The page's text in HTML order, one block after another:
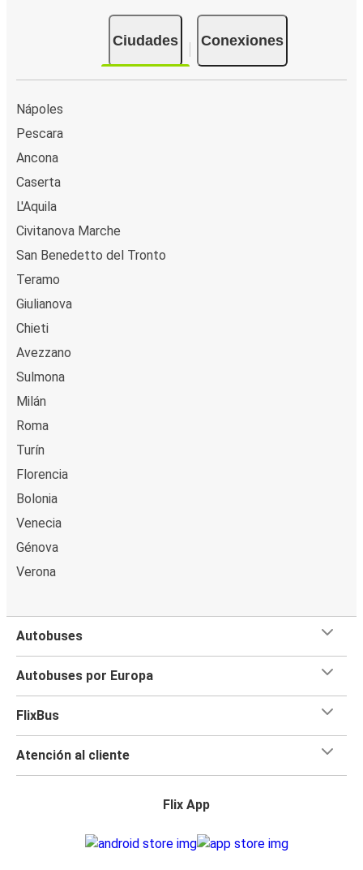
Ciudades Conexiones
Nápoles
Pescara
Ancona
Caserta
L'Aquila
Civitanova Marche
San Benedetto del Tronto
Teramo
Giulianova
Chieti
Avezzano
Sulmona
Milán
Roma
Turín
Florencia
Bolonia
Venecia
Génova
Verona
Autobuses
Autobuses por Europa
FlixBus
Atención al cliente
Flix App